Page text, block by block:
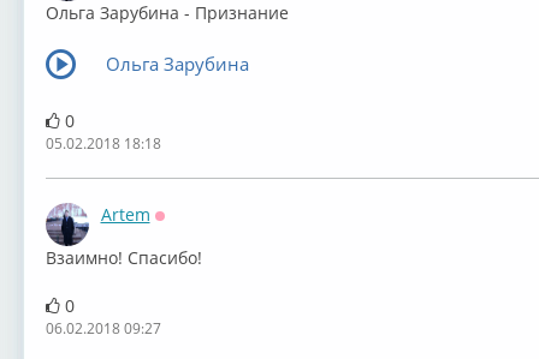
Ольга Зарубина - Признание
Ольга Зарубина
0
05.02.2018 18:18
Artem
Взаимно! Спасибо!
0
06.02.2018 09:27